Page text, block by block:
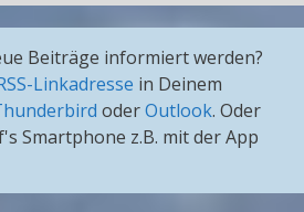
Beiträge informiert werden?
Linkadresse in Deinem
oderOutlook. Oder
Smartphone z.B. mit der App